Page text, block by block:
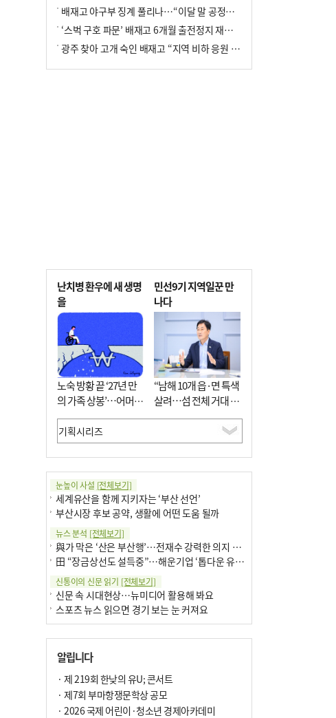
배재고 야구부 징계 풀리나…“이달 말 공정위서 재심의”
‘스벅 구호 파문’ 배재고 6개월 출전정지 재심 신청키로
광주 찾아 고개 숙인 배재고 “지역 비하 응원 잘못”(종합)
난치병 환우에 새 생명
을
노숙 방황 끝 ‘27년 만
의 가족 상봉’…어머니
와 행복 꿈꿔
민선9기 지역일꾼 만
나다
“남해 10개 읍·면 특색
살려…섬 전체 거대 정
원으로 조성”
눈높이 사설 [전체보기]
세계유산을 함께 지키자는 ‘부산 선언’
부산시장 후보 공약, 생활에 어떤 도움 될까
뉴스 분석 [전체보기]
與가 막은 ‘산은 부산행’…전재수 강력한 의지 표명 없인 공염불
田 “장금상선도 설득중”…해운기업 ‘톱다운 유치전’ 가속
신통이의 신문 읽기 [전체보기]
신문 속 시대현상…뉴미디어 활용해 봐요
스포츠 뉴스 읽으면 경기 보는 눈 커져요
구·군 승진 축하화분 관행 없애자니 소상공인 울상
팩트체크[전체보기]
알립니다
· 제 219회 한낮의 유U; 콘서트
· 제7회 부마항쟁문학상 공모
· 2026 국제 어린이·청소년 경제아카데미